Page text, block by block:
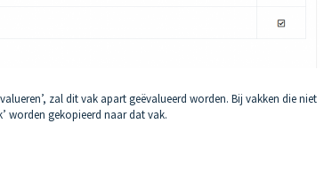
zal dit vak apart geëvalueerd worden. Bij vakken die niet
worden gekopieerd naar dat vak.